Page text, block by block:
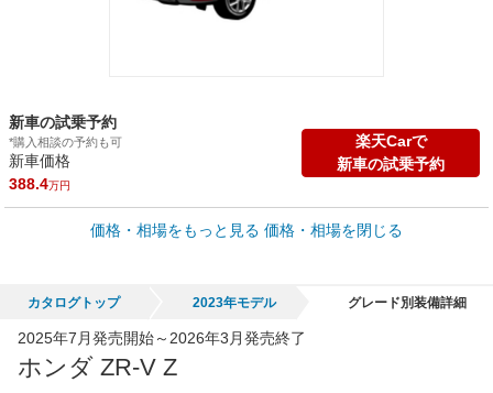
新車の試乗予約
*購入相談の予約も可
新車価格
388.4万円
楽天Carで
新車の試乗予約
車買取価格 *
車買取相場
65,050円
*当該価格は車種別の価格となります。
価格・相場をもっと見る 価格・相場を閉じる
カタログトップ 2023年モデル グレード別装備詳細
2025年7月発売開始～2026年3月発売終了
ホンダ ZR-V Z